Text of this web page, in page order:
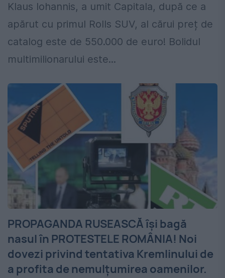
Klaus Iohannis, a umit Capitala, după ce a
apărut cu primul Rolls SUV, al cărui preț de
catalog este de 550.000 de euro! Bolidul
multimilionarului este...
PROPAGANDA RUSEASCĂ își bagă
nasul în PROTESTELE ROMÂNIA! Noi
dovezi privind tentativa Kremlinului de
a profita de nemulțumirea oamenilor.